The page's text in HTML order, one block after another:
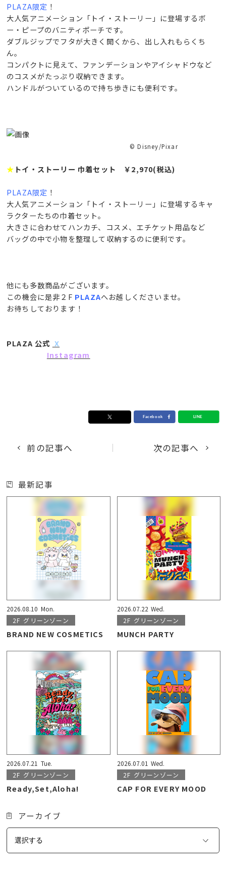
PLAZA限定 ！
大人気アニメーション「トイ・ストーリー」に登場するボ
ー・ピープのバニティポーチです。
ダブルジップでフタが大きく開くから、出し入れもらくち
ん。
コンパクトに見えて、ファンデーションやアイシャドウなど
のコスメがたっぷり収納できます。
ハンドルがついているので持ち歩きにも便利です。
© Disney/Pixar
★ トイ・ストーリー 巾着セット ￥2,970(税込)
PLAZA限定 ！
大人気アニメーション「トイ・ストーリー」に登場するキャ
ラクターたちの巾着セット。
大きさに合わせてハンカチ、コスメ、エチケット用品など
バッグの中で小物を整理して収納するのに便利です。
他にも多数商品がございます。
この機会に是非２F PLAZAへお越しくださいませ。
お待ちしております！
PLAZA 公式 X
Instagram
前の記事へ 次の記事へ
最新記事
2026.08.10 Mon.
2F グリーンゾーン
BRAND NEW COSMETICS
2026.07.22 Wed.
2F グリーンゾーン
MUNCH PARTY
2026.07.21 Tue.
2F グリーンゾーン
Ready,Set,Aloha!
2026.07.01 Wed.
2F グリーンゾーン
CAP FOR EVERY MOOD
アーカイブ